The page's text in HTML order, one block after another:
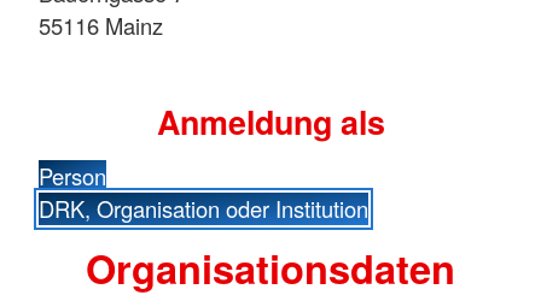
55116 Mainz
Anmeldung als
Person
DRK, Organisation oder Institution
Organisationsdaten